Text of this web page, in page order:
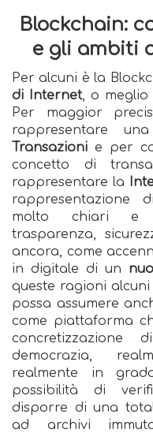
Blockchain:
e gli ambiti
Per alcuni è la
di Internet, o meglio
Per maggior
rappresentare
Transazioni e per
concetto di
rappresentare la
rappresentazione
molto chiari e
trasparenza,
ancora, come
in digitale di un
queste ragioni
possa assumere
come piattaforma
democrazia,
realmente in
possibilità di
disporre di una
ad archivi